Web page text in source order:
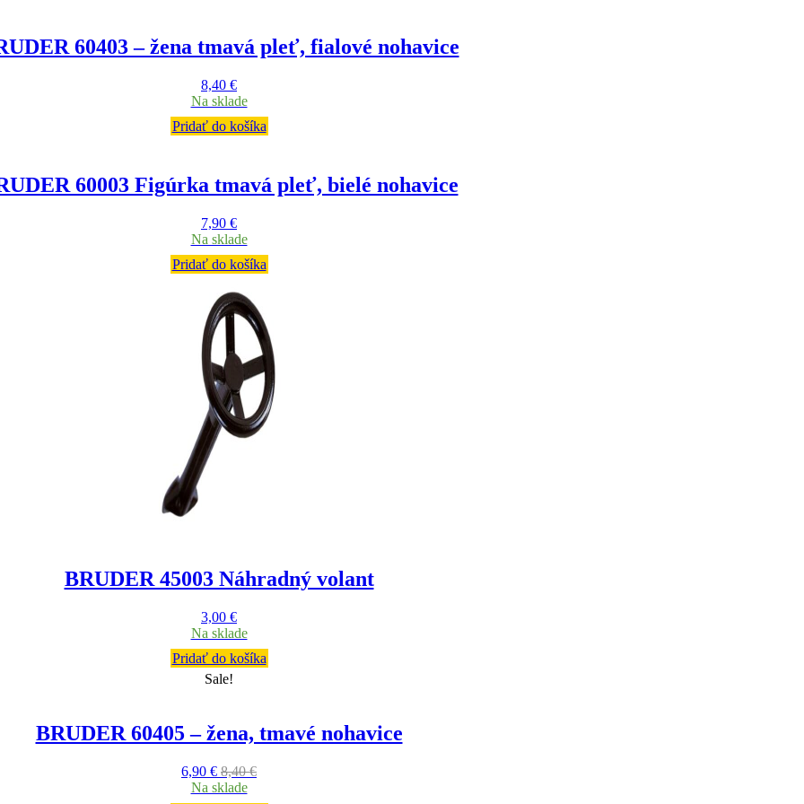
60403 – žena tmavá pleť, fialové nohavice
8,40 €
Na sklade
Pridať do košíka
60003 Figúrka tmavá pleť, bielé nohavice
7,90 €
Na sklade
Pridať do košíka
BRUDER 45003 Náhradný volant
3,00 €
Na sklade
Pridať do košíka
Sale!
BRUDER 60405 – žena, tmavé nohavice
6,90 € 8,40€
Na sklade